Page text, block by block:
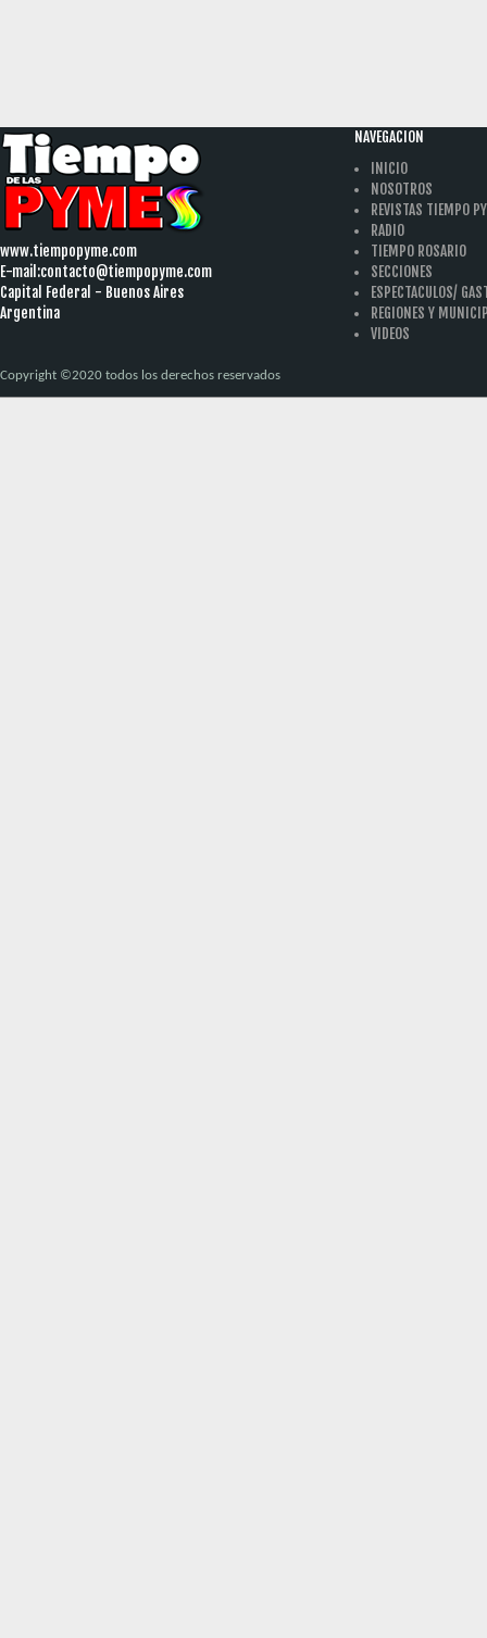
www.tiempopyme.com
E-mail:contacto@tiempopyme.com
Capital Federal - Buenos Aires
Argentina
NAVEGACION
INICIO
NOSOTROS
REVISTAS TIEMPO
RADIO
TIEMPO ROSARIO
SECCIONES
ESPECTACULOS/
REGIONES Y
VIDEOS
Copyright ©2020 todos los derechos reservados